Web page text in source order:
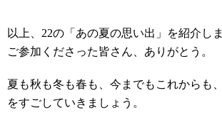
以上、22の「あの夏の思い出」を紹介しま
ご参加くださった皆さん、ありがとう。
夏も秋も冬も春も、今までもこれからも
をすごしていきましょう。